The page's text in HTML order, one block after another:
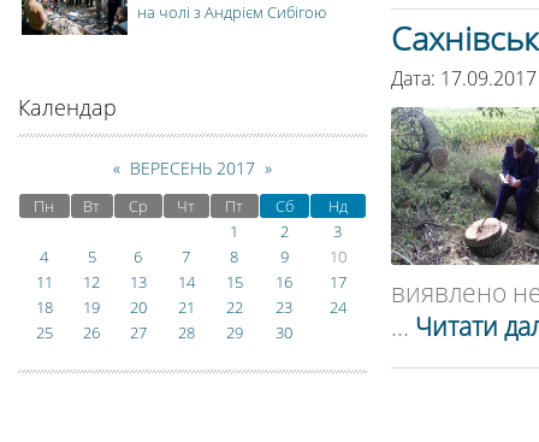
Дата:
виявлено
... Читати
на чолі з Андрієм Сибігою
Календар
« ВЕРЕСЕНЬ 2017 »
Пн Вт Ср Чт Пт Сб
Нд
1
2
3
4
5 6 7 8 9
10
11
12 13 14 15 16
17
18
19 20 21 22 23
24
25
26 27 28 29 30